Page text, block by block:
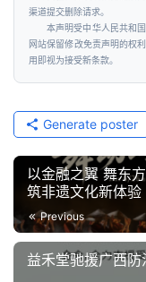
访问第三方资源（如嵌入的
性、合法性负责。
禁止将预览链接用于商
法律责任。如发现预览链接
用即视为接受新条款。
Generate poster
以金融之翼 舞东
筑非遗文化新体验